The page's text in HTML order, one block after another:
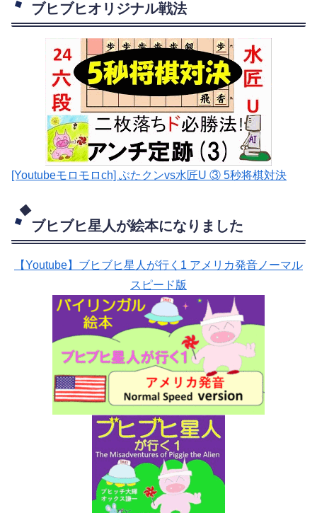
ブヒブヒオリジナル戦法
[Youtubeモロモロch] ぶたクンvs水匠U ③ 5秒将棋対決
ブヒブヒ星人が絵本になりました
【Youtube】ブヒブヒ星人が行く1 アメリカ発音ノーマル
スピード版